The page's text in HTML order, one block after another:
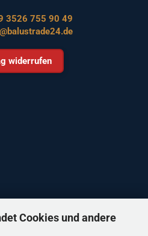
Cookies und andere
3526 755 90 49
widerrufen